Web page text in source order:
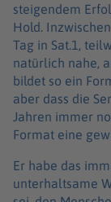
steigendem
Hold.
Tag in Sat.1,
natürlich nahe,
bildet so ein
aber dass die
Jahren immer
Format eine
Er habe das
unterhaltsame